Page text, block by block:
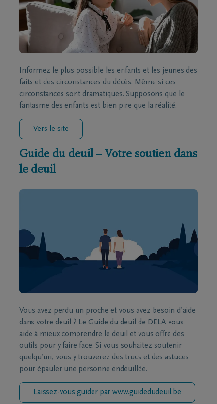
Informez le plus possible les enfants et les jeunes des
faits et des circonstances du décès. Même si ces
circonstances sont dramatiques. Supposons que le
fantasme des enfants est bien pire que la réalité.
Vers le site
Guide du deuil – Votre soutien dans
le deuil
Vous avez perdu un proche et vous avez besoin d’aide
dans votre deuil ? Le Guide du deuil de DELA vous
aide à mieux comprendre le deuil et vous offre des
outils pour y faire face. Si vous souhaitez soutenir
quelqu’un, vous y trouverez des trucs et des astuces
pour épauler une personne endeuillée.
Laissez-vous guider par www.guidedudeuil.be